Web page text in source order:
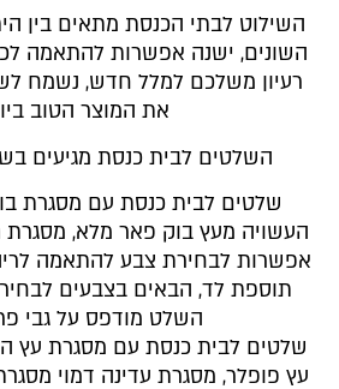
השילוט לבתי הכנסת מתאים בין
השונים, ישנה אפשרות להתאמה
רעיון משלכם למלל חדש, נשמח
את המוצר הטוב
השלטים לבית כנסת מגיעים
שלטים לבית כנסת עם מסגרת
העשויה מעץ בוק פאר מלא, מסגרת
אפשרות לבחירת צבע להתאמה
תוספת לד, הבאים בצבעים
השלט מודפס על גבי
שלטים לבית כנסת עם מסגרת עץ
עץ פופלר, מסגרת עדינה דמוי